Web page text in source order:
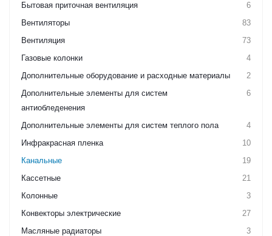
Бытовая приточная вентиляция
6
Вентиляторы
83
Вентиляция
73
Газовые колонки
4
Дополнительные оборудование и расходные материалы
2
Дополнительные элементы для систем
антиобледенения
6
Дополнительные элементы для систем теплого пола
4
Инфракрасная пленка
10
Канальные
19
Кассетные
21
Колонные
3
Конвекторы электрические
27
Масляные радиаторы
3